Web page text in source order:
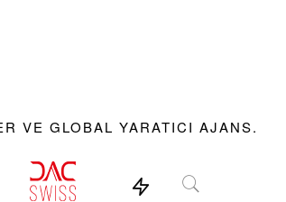
VE GLOBAL YARATICI AJANS.